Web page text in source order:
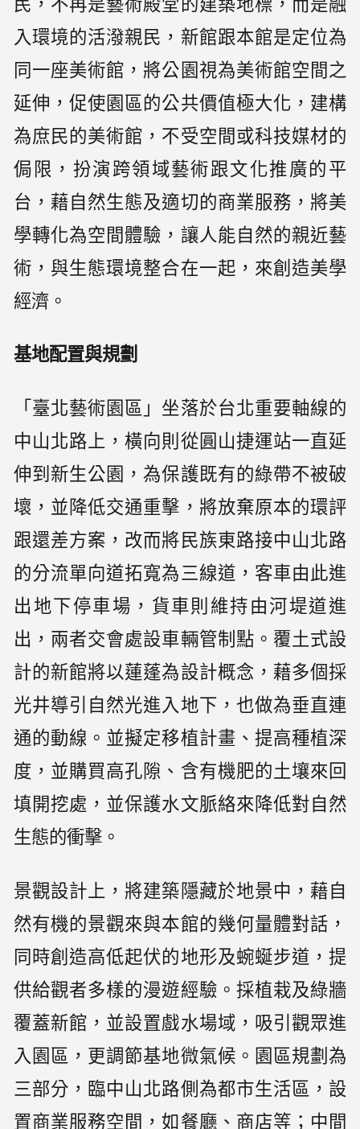
民，不再是藝術殿堂的建築地標，而是融
入環境的活潑親民，新館跟本館是定位為
同一座美術館，將公園視為美術館空間之
延伸，促使園區的公共價值極大化，建構
為庶民的美術館，不受空間或科技媒材的
侷限，扮演跨領域藝術跟文化推廣的平
台，藉自然生態及適切的商業服務，將美
學轉化為空間體驗，讓人能自然的親近藝
術，與生態環境整合在一起，來創造美學
經濟。
基地配置與規劃
「臺北藝術園區」坐落於台北重要軸線的
中山北路上，橫向則從圓山捷運站一直延
伸到新生公園，為保護既有的綠帶不被破
壞，並降低交通重擊，將放棄原本的環評
跟還差方案，改而將民族東路接中山北路
的分流單向道拓寬為三線道，客車由此進
出地下停車場，貨車則維持由河堤道進
出，兩者交會處設車輛管制點。覆土式設
計的新館將以蓮蓬為設計概念，藉多個採
光井導引自然光進入地下，也做為垂直連
通的動線。並擬定移植計畫、提高種植深
度，並購買高孔隙、含有機肥的土壤來回
填開挖處，並保護水文脈絡來降低對自然
生態的衝擊。
景觀設計上，將建築隱藏於地景中，藉自
然有機的景觀來與本館的幾何量體對話，
同時創造高低起伏的地形及蜿蜒步道，提
供給觀者多樣的漫遊經驗。採植栽及綠牆
覆蓋新館，並設置戲水場域，吸引觀眾進
入園區，更調節基地微氣候。園區規劃為
三部分，臨中山北路側為都市生活區，設
置商業服務空間，如餐廳、商店等；中間